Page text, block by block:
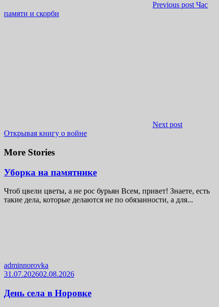
Previous post Час
памяти и скорби
Next post
Открывая книгу о войне
More Stories
Уборка на памятнике
Чтоб цвели цветы, а не рос бурьян Всем, привет! Знаете, есть
такие дела, которые делаются не по обязанности, а для...
adminnorovka
31.07.202602.08.2026
День села в Норовке